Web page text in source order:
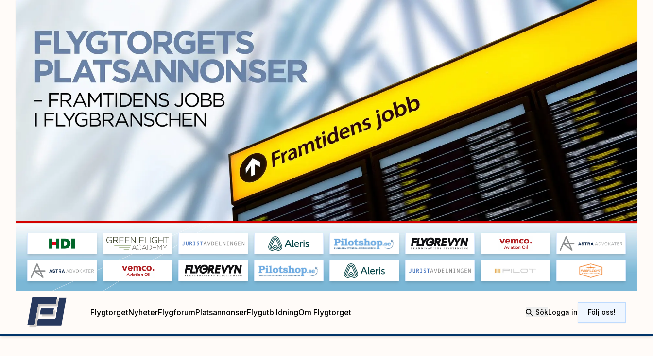
FlygtorgetNyheterFlygforumPlatsannonserFlygutbildningOm Flygtorget SökLogga in Följ oss!